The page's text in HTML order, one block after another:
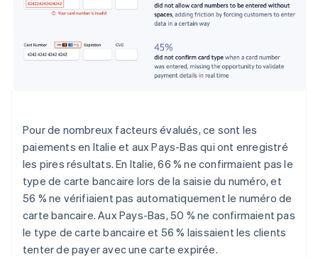
Pour de nombreux facteurs évalués, ce sont les
paiements en Italie et aux Pays-Bas qui ont enregistré
les pires résultats. En Italie, 66 % ne confirmaient pas le
type de carte bancaire lors de la saisie du numéro, et
56 % ne vérifiaient pas automatiquement le numéro de
carte bancaire. Aux Pays-Bas, 50 % ne confirmaient pas
le type de carte bancaire et 56 % laissaient les clients
tenter de payer avec une carte expirée.